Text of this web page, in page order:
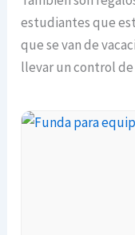
estudiantes que
que se van de
llevar un control